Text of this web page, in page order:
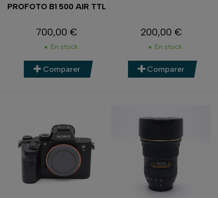
PROFOTO B1 500 AIR TTL
Prix
700,00 €
En stock
Comparer
Prix
200,00 €
En stock
Comparer